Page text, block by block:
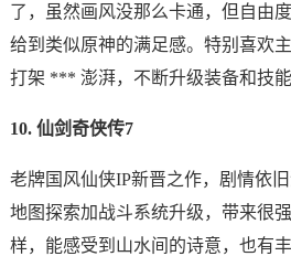
了，虽然画风没那么卡通，但自由
给到类似原神的满足感。特别喜欢
打架 *** 澎湃，不断升级装备和技能
10. 仙剑奇侠传7
老牌国风仙侠IP新晋之作，剧情依
地图探索加战斗系统升级，带来很
样，能感受到山水间的诗意，也有